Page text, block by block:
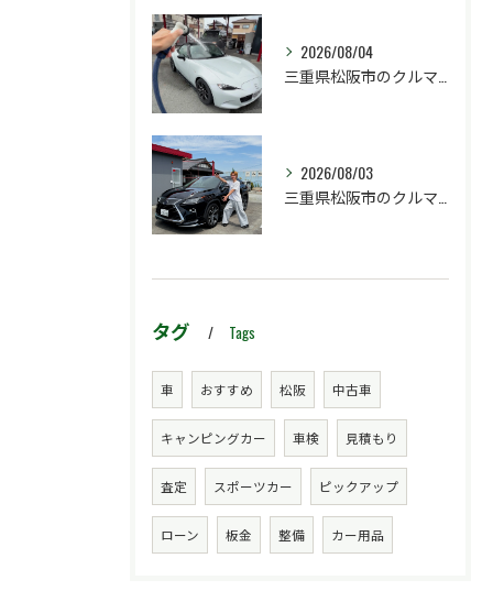
2026/08/04
三重県松阪市のクルマ販売店マーヴェリックカーズです‼️
2026/08/03
三重県松阪市のクルマ販売店マーヴェリックカーズです‼️
タグ Tags
車 おすすめ 松阪 中古車
キャンピングカー 車検 見積もり
査定 スポーツカー ピックアップ
ローン 板金 整備 カー用品